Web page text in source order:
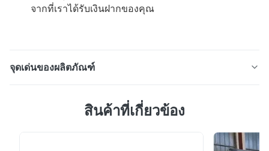
จากที่เราได้รับเงินฝากของคุณ
จุดเด่นของผลิตภัณฑ์
แป้งโปรตีน ทองเหลืองกระดาษกระดาษกระดาษเหล็กบางที่มี
หลอมหรือโดยการฝากอิเล็กทรอลิท; เกือบทั้งหมดของทอง
สินค้าที่เกี่ยวข้อง